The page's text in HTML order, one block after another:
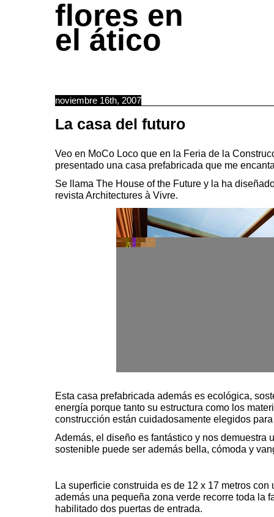
flores en
el ático
noviembre 16th, 2007
La casa del futuro
Veo en MoCo Loco que en la Feria de la
presentado una casa prefabricada que me
Se llama The House of the Future y la ha
revista Architectures à Vivre.
Esta casa prefabricada además es ecológica,
energía porque tanto su estructura como los
construcción están cuidadosamente elegidos
Además, el diseño es fantástico y nos demuestra
sostenible puede ser además bella, cómoda y
La superficie construida es de 12 x 17 metros con
además una pequeña zona verde recorre toda la
habilitado dos puertas de entrada.